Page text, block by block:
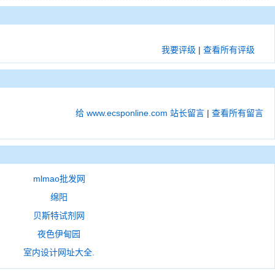
我要评级 | 查看所有评级
给 www.ecsponline.com 站长留言 | 查看所有留言
mlmao批发网
绵阳
贝斯特试剂网
夜色伊甸园
室内设计网址大全.